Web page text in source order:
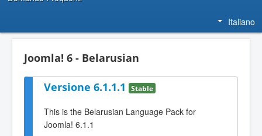
Italiano
Joomla! 6 - Belarusian
Versione 6.1.1.1 Stable
This is the Belarusian Language Pack for
Joomla! 6.1.1